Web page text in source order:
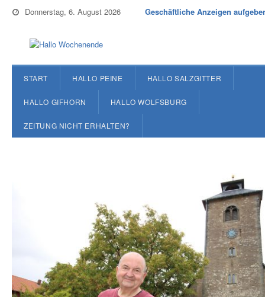
Donnerstag, 6. August 2026 Geschäftliche Anzeigen
START HALLO PEINE HALLO SALZGITTER
HALLO GIFHORN HALLO WOLFSBURG
ZEITUNG NICHT ERHALTEN?